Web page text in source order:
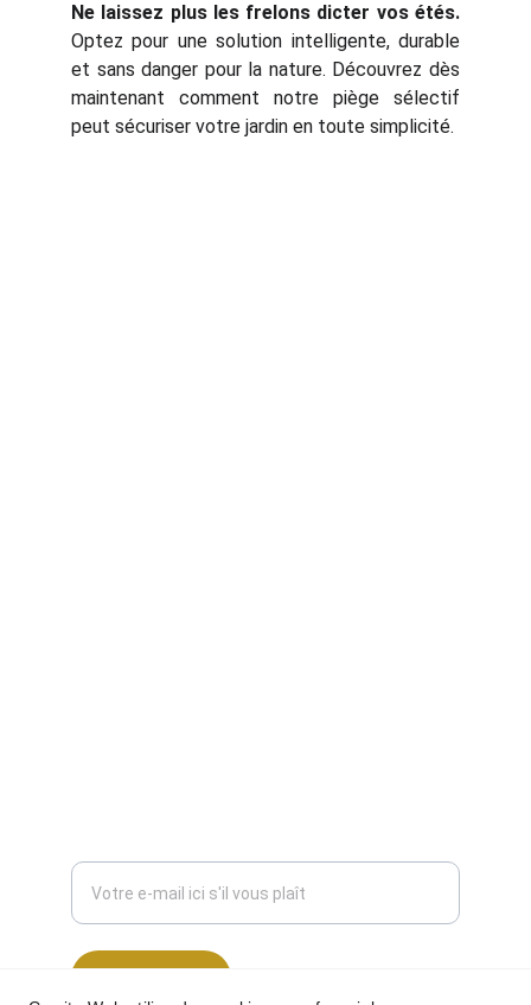
Ne laissez plus les frelons dicter vos étés.
Optez pour une solution intelligente, durable
et sans danger pour la nature. Découvrez dès
maintenant comment notre piège sélectif
peut sécuriser votre jardin en toute simplicité.